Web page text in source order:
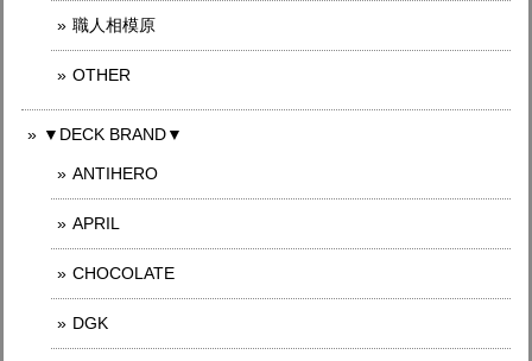
職人相模原
OTHER
▼DECK BRAND▼
ANTIHERO
APRIL
CHOCOLATE
DGK